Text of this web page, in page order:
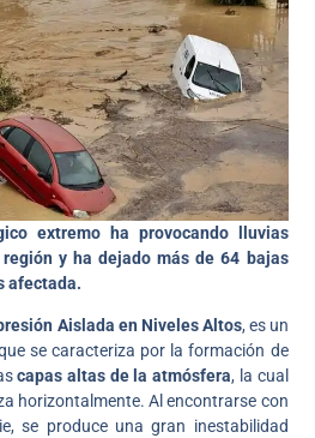
extremo ha provocando lluvias
y ha dejado más de 64 bajas
afectada.
Aislada en Niveles Altos, es un
se caracteriza por la formación de
capas altas de la atmósfera, la cual
horizontalmente. Al encontrarse con
se produce una gran inestabilidad